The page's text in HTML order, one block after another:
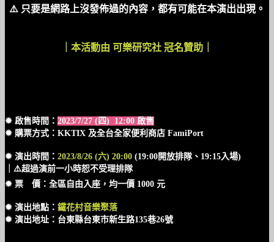
⚠️ 只要是網路上沒發佈過的內容，都有可能在本演出出現。
｜本活動由 可樂研究社 冠名贊助｜
✹ 啟售時間： 2023/7/27 (四) 12:00 啟售
✹ 購票方式：KKTIX 及全台全家便利商店 FamiPort
✹ 演出時間： 2023/8/26 (六) 20:00 (19:00開放排隊、19:15入場)
｜⚠️超過演前一小時恕不受理排隊
✹ 票 價：全區自由入座，均一價 1000 元
✹ 演出地點： 鐵花村音樂聚落
✹ 演出地址：台東縣台東市新生路135巷26號